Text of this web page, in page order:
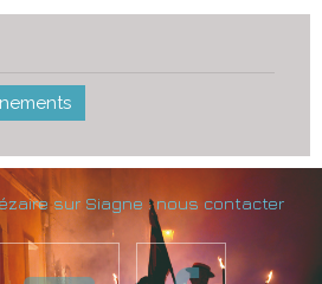
sur Siagne : nous contacter